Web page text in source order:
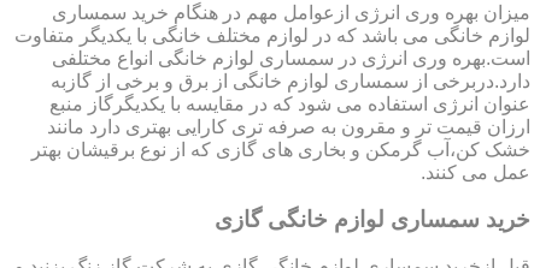
میزان بهره وری انرژی ازعوامل مهم در هنگام خرید سمساری
لوازم خانگی می باشد که در لوازم مختلف خانگی با یکدیگر متفاوت
است.بهره وری انرژی در سمساری لوازم خانگی انواع مختلفی
دارد.دربرخی از سمساری لوازم خانگی از برق و برخی از گازبه
عنوان انرژی استفاده می شود که در مقایسه با یکدیگرگاز منبع
ارزان قیمت تر و مقرون به صرفه تری کارایی بهتری دارد مانند
خشک کن،آب گرمکن و بخاری های گازی که از نوع برقیشان بهتر
عمل می کنند.
خرید سمساری لوازم خانگی گازی